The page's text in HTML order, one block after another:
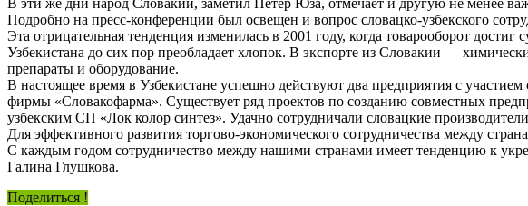
Подробно на пресс-конференции был освещен и вопрос словацко-узбекского
Эта отрицательная тенденция изменилась в 2001 году, когда товарооборот
Узбекистана до сих пор преобладает хлопок. В экспорте из Словакии —
препараты и оборудование.
В настоящее время в Узбекистане успешно действуют два предприятия с
фирмы «Словакофарма». Существует ряд проектов по созданию совместных
узбекским СП «Лок колор синтез». Удачно сотрудничали словацкие
Для эффективного развития торгово-экономического сотрудничества между
С каждым годом сотрудничество между нашими странами имеет тенденцию к
Галина Глушкова.
Поделиться !